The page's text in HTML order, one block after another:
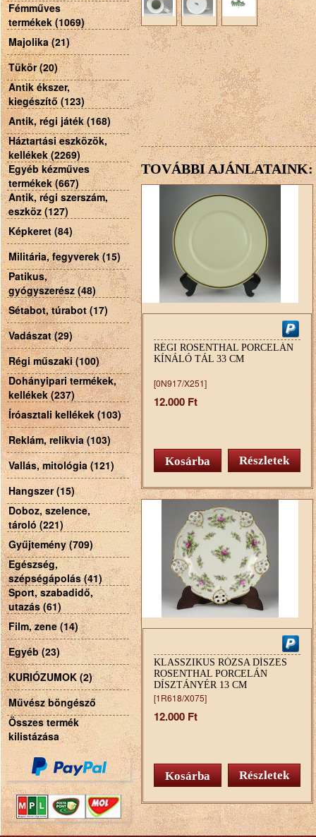
Fémműves
termékek (1069)
Majolika (21)
Tükör (20)
Antik ékszer,
kiegészítő (123)
Antik, régi játék (168)
Háztartási eszközök,
kellékek (2269)
Egyéb kézműves
termékek (667)
Antik, régi szerszám,
eszköz (127)
Képkeret (84)
Militária, fegyverek (15)
Patikus,
gyógyszerész (48)
Sétabot, túrabot (17)
Vadászat (29)
Régi műszaki (100)
Dohányipari termékek,
kellékek (237)
Íróasztali kellékek (103)
Reklám, relikvia (103)
Vallás, mitológia (121)
Hangszer (15)
Doboz, szelence,
tároló (221)
Gyűjtemény (709)
Egészség,
szépségápolás (41)
Sport, szabadidő,
utazás (61)
Film, zene (14)
Egyéb (23)
KURIÓZUMOK (2)
Művész böngésző
Összes termék
kilistázása
TOVÁBBI AJÁNLATAINK:
RÉGI ROSENTHAL PORCELÁN
KÍNÁLÓ TÁL 33 CM
[0N917/X251]
12.000 Ft
Részletek
KLASSZIKUS RÓZSA DÍSZES
ROSENTHAL PORCELÁN
DÍSZTÁNYÉR 13 CM
[1R618/X075]
12.000 Ft
Részletek